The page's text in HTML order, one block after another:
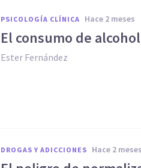
PSICOLOGÍA CLÍNICA hace 2 meses
El consumo de
Ester Fernández
DROGAS Y ADICCIONES hace 2 meses